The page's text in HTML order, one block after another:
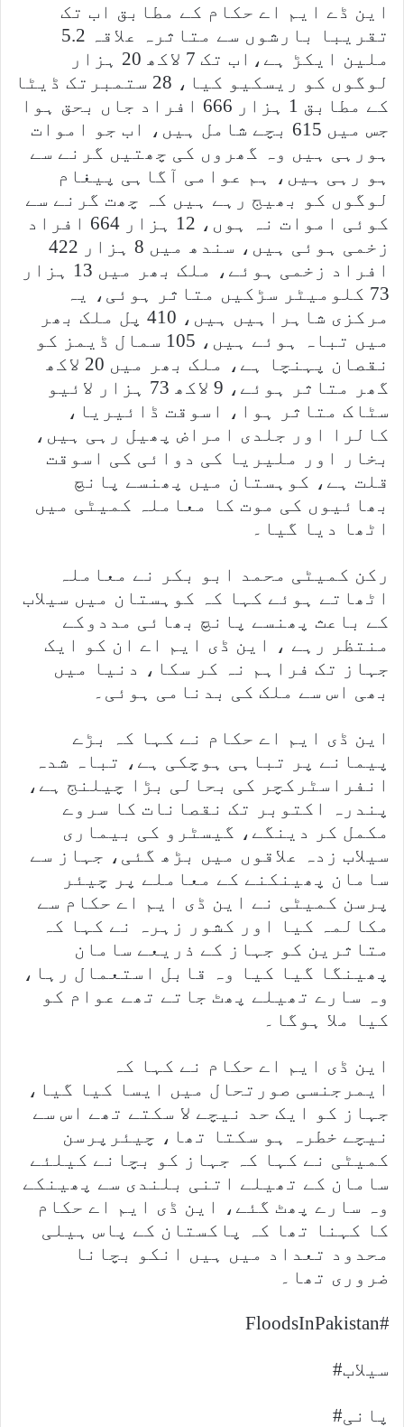
این ڈے ایم اے حکام کے مطابق اب تک
تقریبا بارشوں سے متاثرہ علاقہ 5.2
ملین ایکڑ ہے،اب تک 7 لاکھ 20 ہزار
لوگوں کو ریسکیو کیا، 28 ستمبرتک ڈیٹا
کے مطابق 1 ہزار 666 افراد جاں بحق ہوا
جس میں 615 بچے شامل ہیں، اب جو اموات
ہورہی ہیں وہ گھروں کی چھتیں گرنے سے
ہو رہی ہیں، ہم عوامی آگاہی پیغام
لوگوں کو بھیج رہے ہیں کہ چھت گرنے سے
کوئی اموات نہ ہوں، 12 ہزار 664 افراد
زخمی ہوئی ہیں، سندھ میں 8 ہزار 422
افراد زخمی ہوئے، ملک بھر میں 13 ہزار
73 کلومیٹر سڑکیں متاثر ہوئی، یہ
مرکزی شاہراہیں ہیں، 410 پل ملک بھر
میں تباہ ہوئے ہیں، 105 سمال ڈیمز کو
نقصان پہنچا ہے، ملک بھر میں 20 لاکھ
گھر متاثر ہوئے، 9 لاکھ 73 ہزار لائیو
سٹاک متاثر ہوا، اسوقت ڈائیریا،
کالرا اور جلدی امراض پھیل رہی ہیں،
بخار اور ملیریا کی دوائی کی اسوقت
قلت ہے، کوہستان میں پھنسے پانچ
بھائیوں کی موت کا معاملہ کمیٹی میں
اٹھا دیا گیا۔
رکن کمیٹی محمد ابو بکر نے معاملہ
اٹھاتے ہوئے کہا کہ کوہستان میں سیلاب
کے باعث پھنسے پانچ بھائی مددوکے
منتظر رہے ، این ڈی ایم اے ان کو ایک
جہاز تک فراہم نہ کر سکا، دنیا میں
بھی اس سے ملک کی بدنامی ہوئی۔
این ڈی ایم اے حکام نے کہا کہ بڑے
پیمانے پر تباہی ہوچکی ہے، تباہ شدہ
انفراسٹرکچر کی بحالی بڑا چیلنج ہے،
پندرہ اکتوبر تک نقصانات کا سروے
مکمل کر دینگے، گیسٹرو کی بیماری
سیلاب زدہ علاقوں میں بڑھ گئی، جہاز سے
سامان پھینکنے کے معاملے پر چیئر
پرسن کمیٹی نے این ڈی ایم اے حکام سے
مکالمہ کیا اور کشور زہرہ نے کہا کہ
متاثرین کو جہاز کے ذریعے سامان
پھینگا گیا کیا وہ قابل استعمال رہا،
وہ سارے تھیلے پھٹ جاتے تھے عوام کو
کیا ملا ہوگا۔
این ڈی ایم اے حکام نے کہا کہ
ایمرجنسی صورتحال میں ایسا کیا گیا،
جہاز کو ایک حد نیچے لا سکتے تھے اس سے
نیچے خطرہ ہو سکتا تھا، چیئرپرسن
کمیٹی نے کہا کہ جہاز کو بچانے کیلئے
سامان کے تھیلے اتنی بلندی سے پھینکے
وہ سارے پھٹ گئے، این ڈی ایم اے حکام
کا کہنا تھا کہ پاکستان کے پاس ہیلی
محدود تعداد میں ہیں انکو بچانا
ضروری تھا۔
#FloodsInPakistan
سیلاب#
پانی#